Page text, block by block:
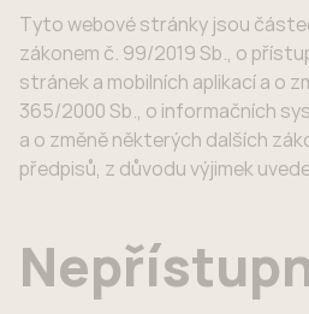
Tyto webové stránky jsou
zákonem č. 99/2019 Sb., o
stránek a mobilních aplikací a o
365/2000 Sb., o informačních
a o změně některých dalších
předpisů, z důvodu výjimek